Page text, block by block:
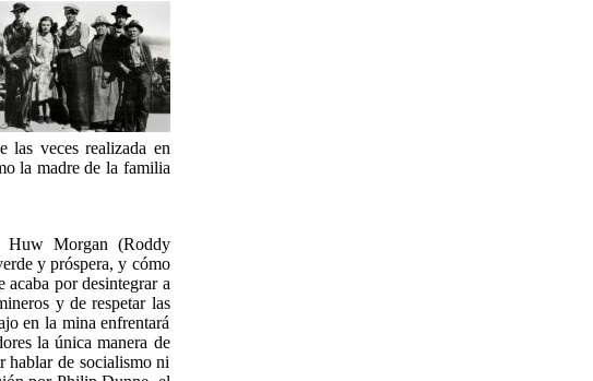
las veces realizada en
la madre de la familia
Morgan (Roddy
y próspera, y cómo
acaba por desintegrar a
y de respetar las
en la mina enfrentará
la única manera de
hablar de socialismo ni